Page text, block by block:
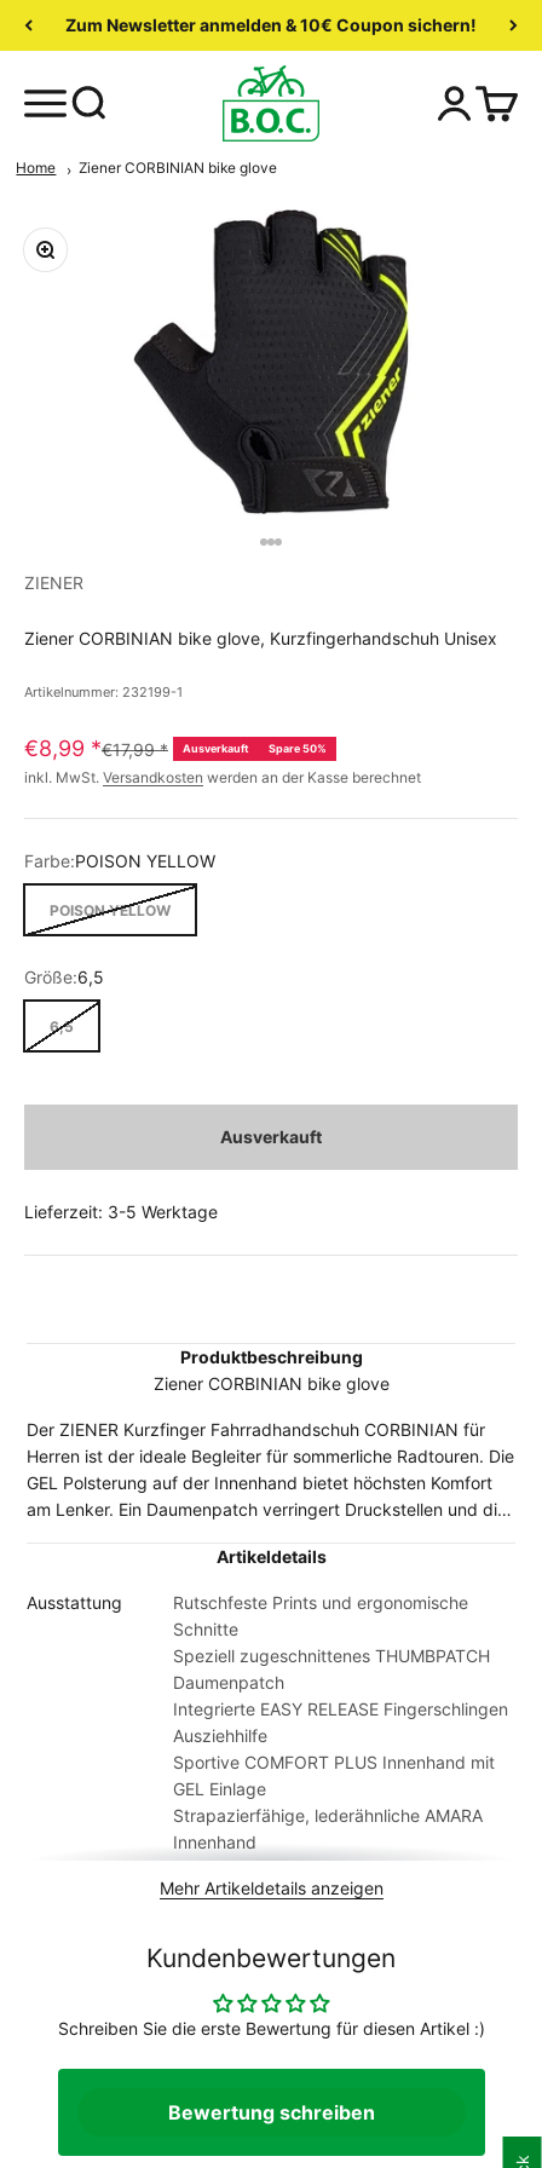
Zum Newsletter anmelden & 10€ Coupon sichern!
Home Ziener CORBINIAN bike glove
ZIENER
Ziener CORBINIAN bike glove, Kurzfingerhandschuh Unisex
Artikelnummer: 232199-1
€8,99 *€17,99* Ausverkauft Spare 50%
inkl. MwSt. Versandkosten werden an der Kasse berechnet
Farbe:POISON YELLOW
POISON YELLOW
Größe:6,5
6,5
Ausverkauft
Lieferzeit: 3-5 Werktage
Produktbeschreibung
Ziener CORBINIAN bike glove
Der ZIENER Kurzfinger Fahrradhandschuh CORBINIAN für
Herren ist der ideale Begleiter für sommerliche Radtouren. Die
GEL Polsterung auf der Innenhand bietet höchsten Komfort
am Lenker. Ein Daumenpatch verringert Druckstellen und die
Ausziehen der Handschuhe. Durch das strapazierfähige,
Eigenschaften kommen die Hände auch bei längeren Touren
nicht ins Schwitzen. Der Einsatz von besonders saugfähigem
Material am Daumen erleichtert das Abwischen von Schweiß.
Artikeldetails
Ausstattung
Rutschfeste Prints und ergonomische
Schnitte
Speziell zugeschnittenes THUMBPATCH
Daumenpatch
Integrierte EASY RELEASE Fingerschlingen
Ausziehhilfe
Sportive COMFORT PLUS Innenhand mit
GEL Einlage
Strapazierfähige, lederähnliche AMARA
Innenhand
Schweiß
mehr Komfort
Atmungsaktive Eigenschaften verhindern
Überhitzung
Griffige GRIP CONTROL Beschichtung für
Oberstoff 2: 100% Polyamid
Polyurethan
Mehr Artikeldetails anzeigen
Kundenbewertungen
Schreiben Sie die erste Bewertung für diesen Artikel :)
Bewertung schreiben